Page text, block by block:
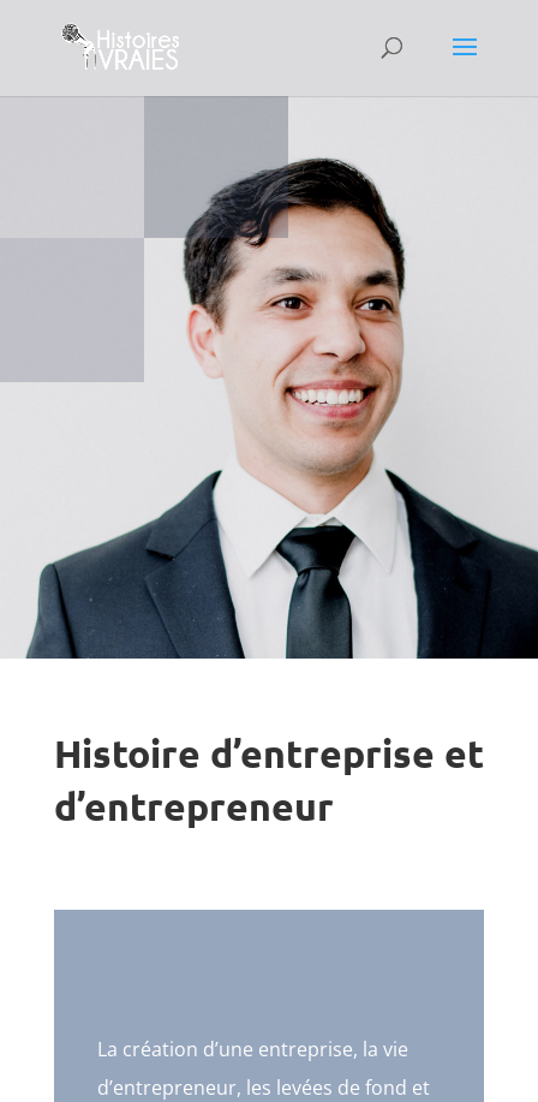
Histoire d’entreprise et
d’entrepreneur
La création d’une entreprise, la vie
d’entrepreneur, les levées de fond et